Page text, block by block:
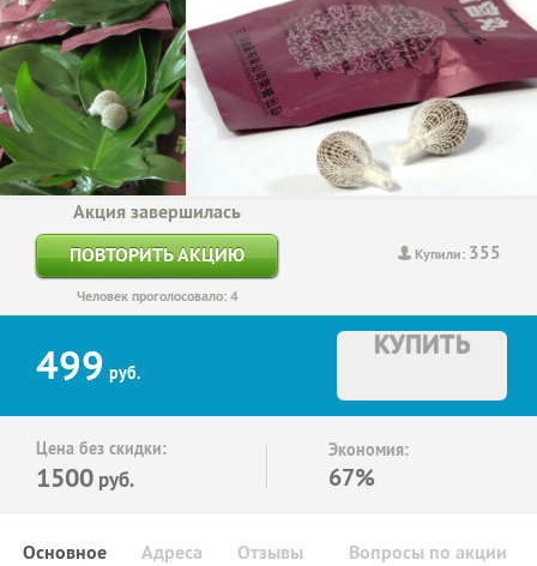
Купили: 355
Акция завершилась
ПОВТОРИТЬ АКЦИЮ
Человек проголосовало: 4
499 руб.
КУПИТЬ
Цена без скидки:
1500 руб.
Экономия:
67%
Основное Отзывы Вопросы по акции
Адреса